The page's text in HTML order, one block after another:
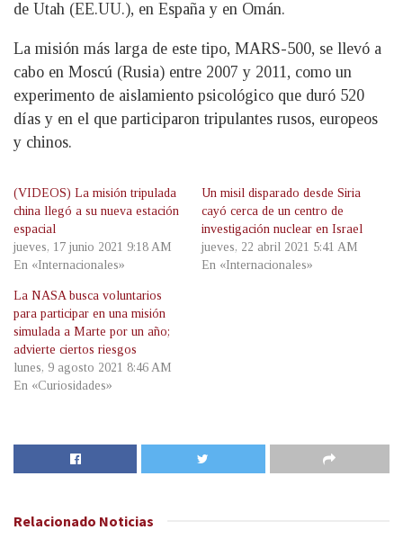
de Utah (EE.UU.), en España y en Omán.
La misión más larga de este tipo, MARS-500, se llevó a
cabo en Moscú (Rusia) entre 2007 y 2011, como un
experimento de aislamiento psicológico que duró 520
días y en el que participaron tripulantes rusos, europeos
y chinos.
(VIDEOS) La misión tripulada
china llegó a su nueva estación
espacial
jueves, 17 junio 2021 9:18 AM
En «Internacionales»
Un misil disparado desde Siria
cayó cerca de un centro de
investigación nuclear en Israel
jueves, 22 abril 2021 5:41 AM
En «Internacionales»
La NASA busca voluntarios
para participar en una misión
simulada a Marte por un año;
advierte ciertos riesgos
lunes, 9 agosto 2021 8:46 AM
En «Curiosidades»
Relacionado Noticias